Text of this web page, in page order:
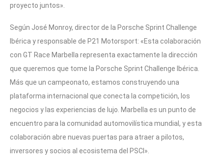
proyecto juntos».
Según José Monroy, director de la Porsche Sprint Challenge
Ibérica y responsable de P21 Motorsport: «Esta colaboración
con GT Race Marbella representa exactamente la dirección
que queremos que tome la Porsche Sprint Challenge Ibérica.
Más que un campeonato, estamos construyendo una
plataforma internacional que conecta la competición, los
negocios y las experiencias de lujo. Marbella es un punto de
encuentro para la comunidad automovilística mundial, y esta
colaboración abre nuevas puertas para atraer a pilotos,
inversores y socios al ecosistema del PSCI».